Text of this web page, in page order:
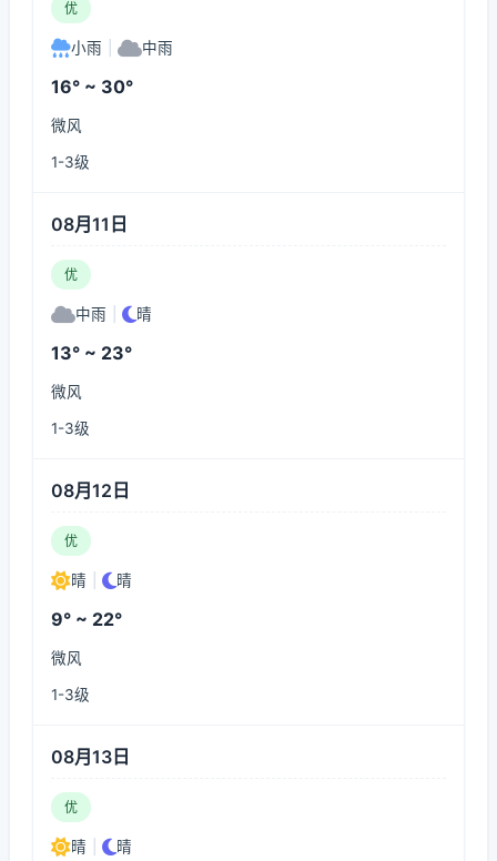
优
小雨 中雨
16° ~ 30°
微风
1-3级
08月11日
优
中雨 晴
13° ~ 23°
微风
1-3级
08月12日
优
晴 晴
9° ~ 22°
微风
1-3级
08月13日
优
晴 晴